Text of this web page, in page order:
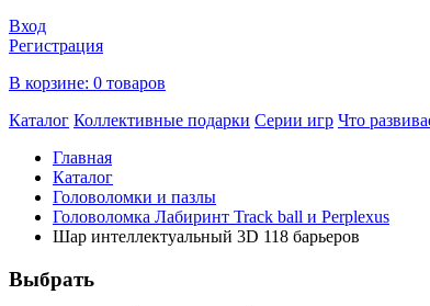
Вход
Регистрация
В корзине: 0 товаров
Каталог Коллективные подарки Серии игр Что
Главная
Каталог
Головоломки и пазлы
Головоломка Лабиринт Track ball и Perplexus
Шар интеллектуальный 3D 118 барьеров
Выбрать